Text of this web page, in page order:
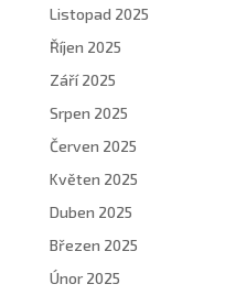
Listopad 2025
Říjen 2025
Září 2025
Srpen 2025
Červen 2025
Květen 2025
Duben 2025
Březen 2025
Únor 2025